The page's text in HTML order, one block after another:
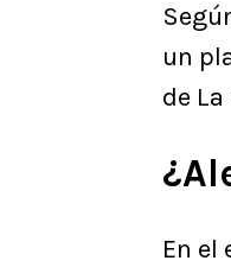
un
de La
En el